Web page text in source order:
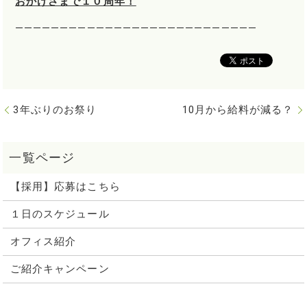
―――――――――――――――――――――――――――
3年ぶりのお祭り 10月から給料が減る？
【採用】応募はこちら
１日のスケジュール
オフィス紹介
ご紹介キャンペーン